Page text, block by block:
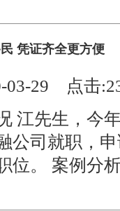
凭证齐全更方便
03-29 点击
江先生，今
公司就职，
位。 案例分